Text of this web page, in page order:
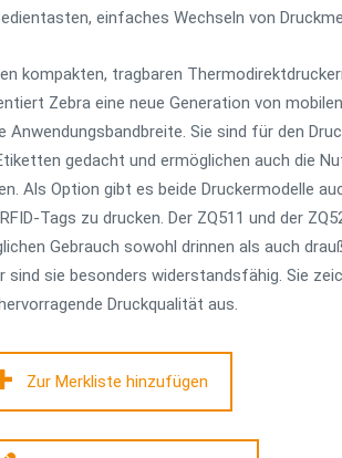
einfaches Wechseln von
kompakten, tragbaren
Zebra eine neue Generation von
Anwendungsbandbreite. Sie sind für den
gedacht und ermöglichen auch die
Als Option gibt es beide Druckermodelle
Tags zu drucken. Der ZQ511 und der
Gebrauch sowohl drinnen als auch
sind sie besonders widerstandsfähig. Sie
Druckqualität aus.
Zur Merkliste hinzufügen